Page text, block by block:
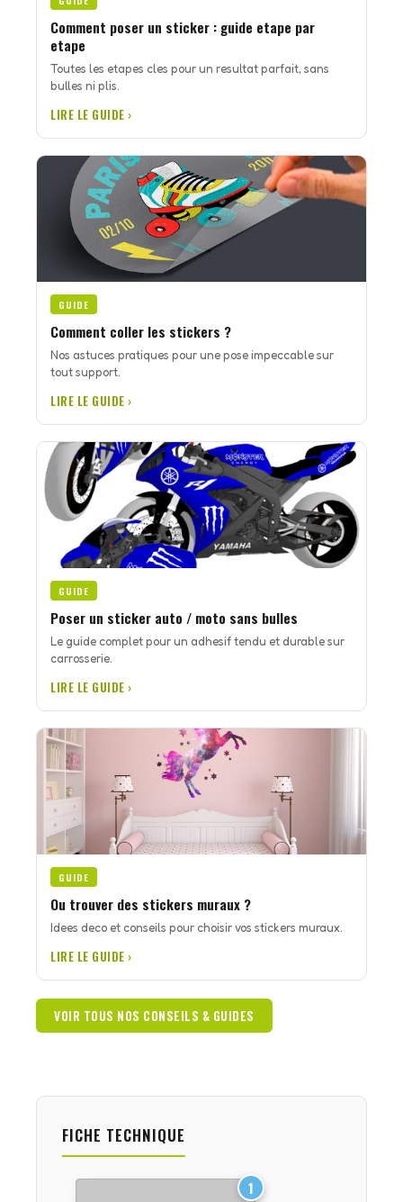
Comment poser un sticker : guide etape par
etape
Toutes les etapes cles pour un resultat parfait, sans
bulles ni plis.
LIRE LE GUIDE ›
GUIDE
Comment coller les stickers ?
Nos astuces pratiques pour une pose impeccable sur
tout support.
LIRE LE GUIDE ›
GUIDE
Poser un sticker auto / moto sans bulles
Le guide complet pour un adhesif tendu et durable sur
carrosserie.
LIRE LE GUIDE ›
GUIDE
Ou trouver des stickers muraux ?
Idees deco et conseils pour choisir vos stickers muraux.
LIRE LE GUIDE ›
VOIR TOUS NOS CONSEILS & GUIDES
FICHE TECHNIQUE
1